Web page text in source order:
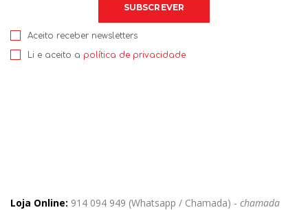
Aceito receber newsletters
Li e aceito a política de privacidade
Loja Online: 914 094 949 (Whatsapp / Chamada) - chamada